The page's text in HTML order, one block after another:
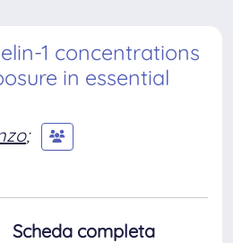
1 concentrations
in essential
;
Scheda completa